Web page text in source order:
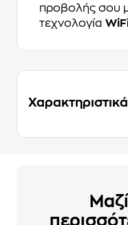
προβολής σου
τεχνολογία
Χαρακτηριστικά